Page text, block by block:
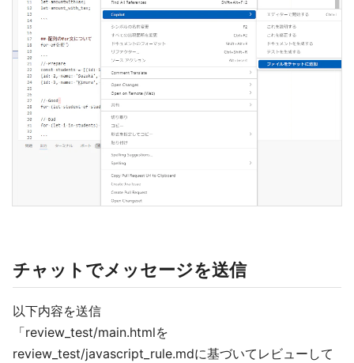
チャットでメッセージを送信
以下内容を送信
「review_test/main.htmlを
review_test/javascript_rule.mdに基づいてレビューして